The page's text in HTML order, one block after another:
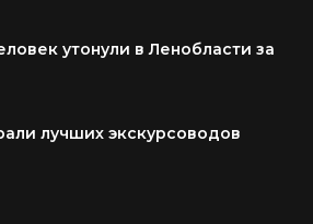
утонули в Ленобласти за
лучших экскурсоводов